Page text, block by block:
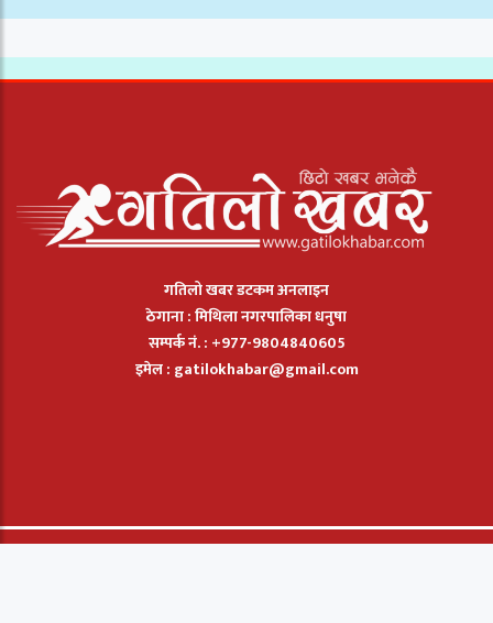
गतिलो खबर डटकम अनलाइन
ठेगाना : मिथिला नगरपालिका धनुषा
सम्पर्क नं. : +977-9804840605
इमेल : gatilokhabar@gmail.com